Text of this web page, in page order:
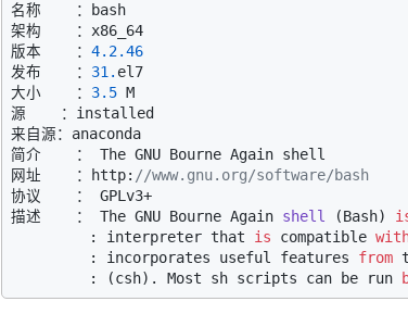
名称    ：bash
架构    ：x86_64
版本    ： 4.2.46
发布    ： 31. el7
大小    ： 3.5 M
源    ：installed
来自源：anaconda
简介    ： The GNU Bourne Again shell
网址    ：http: //www.gnu.org/software/bash
协议    ： GPLv3+
描述    ： The GNU Bourne Again shell (Bash)
         : interpreter that
is compatible
         : incorporates useful features
from
         : (
csh). Most sh scripts can be run